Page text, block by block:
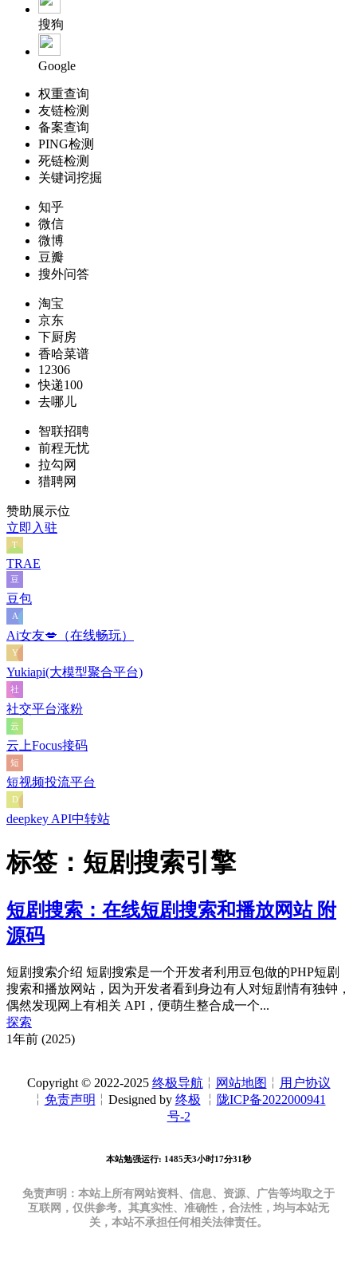
搜狗
Google
权重查询
友链检测
备案查询
PING检测
死链检测
关键词挖掘
知乎
微信
微博
豆瓣
搜外问答
淘宝
京东
下厨房
香哈菜谱
12306
快递100
去哪儿
智联招聘
前程无忧
拉勾网
猎聘网
赞助展示位
立即入驻
TRAE
豆包
Ai女友💋（在线畅玩）
Yukiapi(大模型聚合平台)
社交平台涨粉
云上Focus接码
短视频投流平台
deepkey API中转站
标签：短剧搜索引擎
短剧搜索：在线短剧搜索和播放网站 附
源码
短剧搜索介绍 短剧搜索是一个开发者利用豆包做的PHP短剧
搜索和播放网站，因为开发者看到身边有人对短剧情有独钟，
偶然发现网上有相关 API，便萌生整合成一个...
探索
1年前 (2025)
Copyright © 2022-2025 终极导航 ╎ 网站地图 ╎ 用户协议
╎ 免责声明 ╎Designed by 终极 ╎ 陇ICP备2022000941
号-2
本站勉强运行: 1485天3小时17分32秒
免责声明：本站上所有网站资料、信息、资源、广告等均取之于
互联网，仅供参考。其真实性、准确性，合法性，均与本站无
关，本站不承担任何相关法律责任。